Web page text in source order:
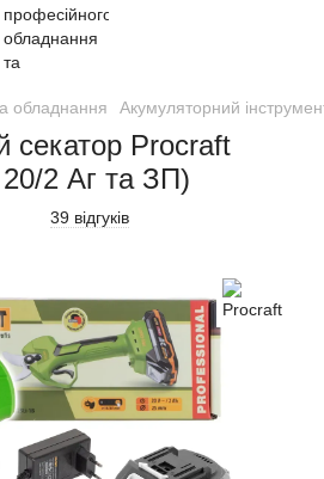
обладнання Акумуляторний
секатор Procraft
2 Аг та ЗП)
39 відгуків